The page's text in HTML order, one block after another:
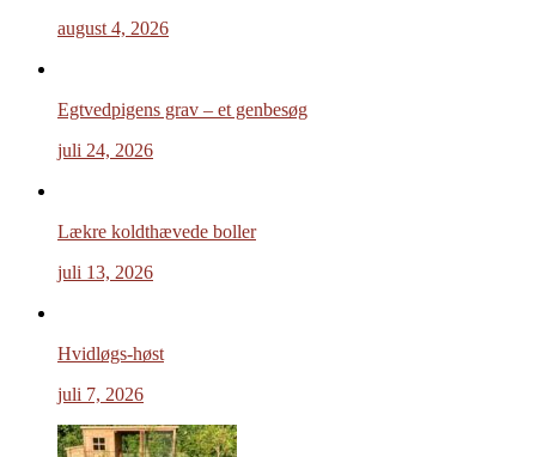
august 4, 2026
Egtvedpigens grav – et genbesøg
juli 24, 2026
Lækre koldthævede boller
juli 13, 2026
Hvidløgs-høst
juli 7, 2026